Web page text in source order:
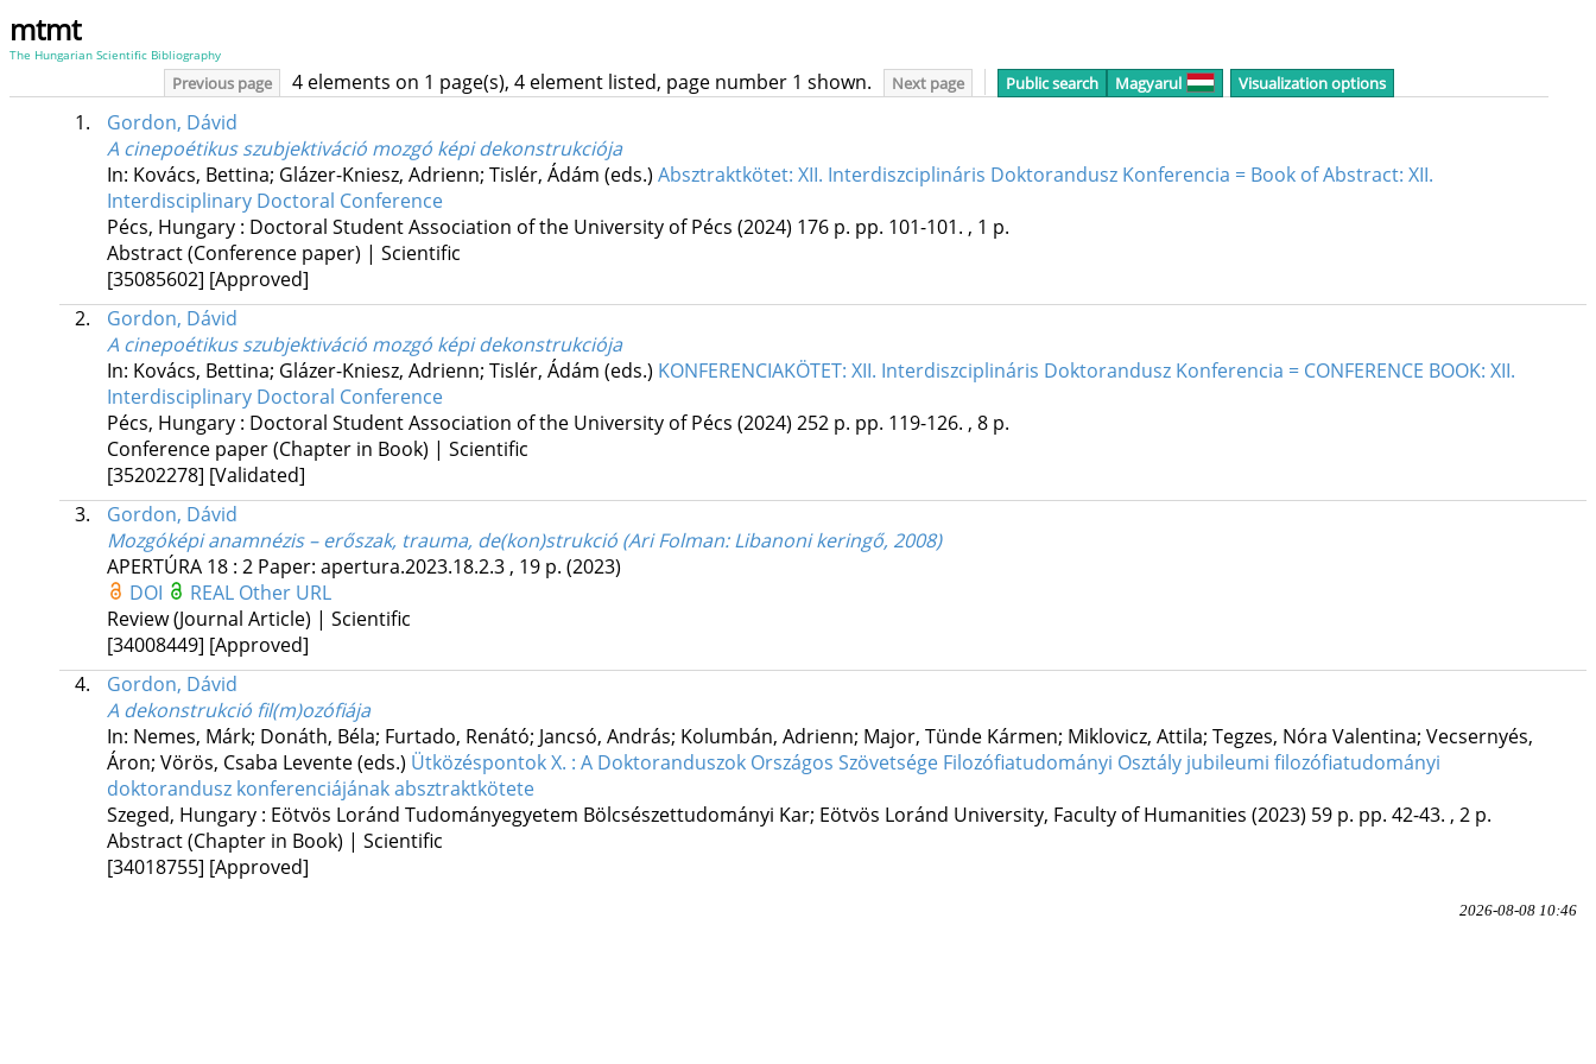
mtmt
The Hungarian Scientific Bibliography
Previous page 4 elements on 1 page(s), 4 element listed, page number 1 shown. Next page Public search Magyarul Visualization options
1.
Gordon, Dávid
A cinepoétikus szubjektiváció mozgó képi dekonstrukciója
In: Kovács, Bettina; Glázer-Kniesz, Adrienn; Tislér, Ádám (eds.) Absztraktkötet: XII. Interdiszciplináris Doktorandusz Konferencia = Book of Abstract: XII.
Interdisciplinary Doctoral Conference
Pécs, Hungary : Doctoral Student Association of the University of Pécs (2024) 176 p. pp. 101-101. , 1 p.
Abstract (Conference paper) | Scientific
[35085602] [Approved]
2.
Gordon, Dávid
A cinepoétikus szubjektiváció mozgó képi dekonstrukciója
In: Kovács, Bettina; Glázer-Kniesz, Adrienn; Tislér, Ádám (eds.) KONFERENCIAKÖTET: XII. Interdiszciplináris Doktorandusz Konferencia = CONFERENCE BOOK: XII.
Interdisciplinary Doctoral Conference
Pécs, Hungary : Doctoral Student Association of the University of Pécs (2024) 252 p. pp. 119-126. , 8 p.
Conference paper (Chapter in Book) | Scientific
[35202278] [Validated]
3.
Gordon, Dávid
Mozgóképi anamnézis – erőszak, trauma, de(kon)strukció (Ari Folman: Libanoni keringő, 2008)
APERTÚRA 18: 2 Paper: apertura.2023.18.2.3 , 19 p. (2023)
DOI
REAL Other URL
Review (Journal Article) | Scientific
[34008449] [Approved]
4.
Gordon, Dávid
A dekonstrukció fil(m)ozófiája
In: Nemes, Márk; Donáth, Béla; Furtado, Renátó; Jancsó, András; Kolumbán, Adrienn; Major, Tünde Kármen; Miklovicz, Attila; Tegzes, Nóra Valentina; Vecsernyés,
Áron; Vörös, Csaba Levente (eds.) Ütközéspontok X. : A Doktoranduszok Országos Szövetsége Filozófiatudományi Osztály jubileumi filozófiatudományi
doktorandusz konferenciájának absztraktkötete
Szeged, Hungary : Eötvös Loránd Tudományegyetem Bölcsészettudományi Kar; Eötvös Loránd University, Faculty of Humanities (2023) 59 p. pp. 42-43. , 2 p.
Abstract (Chapter in Book) | Scientific
[34018755] [Approved]
2026-08-08 10:46